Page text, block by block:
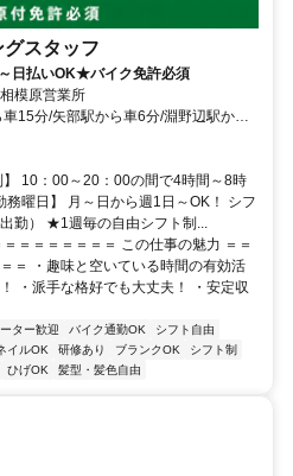
スタッフ
日払いOK★バイク免許必須
模原営業所
15分/矢部駅から車6分/淵野辺駅から
10：00～20：00の間で4時間～8時
曜日】 月～日から週1日～OK！ シフ
勤） ★1週毎の自由シフト制...
＝＝＝＝＝＝＝ この仕事の魅力 ＝＝
＝ ・趣味と空いている時間の有効活
・派手な格好でも大丈夫！ ・安定収
ター歓迎 バイク通勤OK
シフト自由
イルOK 研修あり ブランクOK
シフト制
ひげOK 髪型・髪色自由